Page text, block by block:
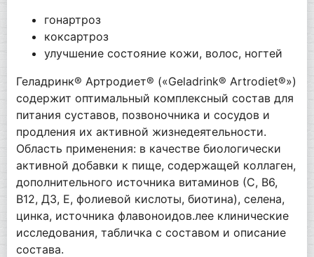
гонартроз
коксартроз
улучшение состояние кожи, волос, ногтей
Геладринк® Артродиет® («Geladrink® Artrodiet®»)
содержит оптимальный комплексный состав для
питания суставов, позвоночника и сосудов и
продления их активной жизнедеятельности.
Область применения: в качестве биологически
активной добавки к пище, содержащей коллаген,
дополнительного источника витаминов (С, В6,
В12, Д3, Е, фолиевой кислоты, биотина), селена,
цинка, источника флавоноидов.лее клинические
исследования, табличка с составом и описание
состава.